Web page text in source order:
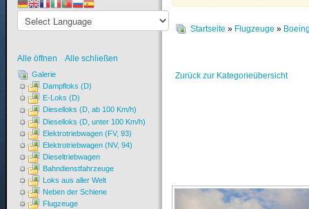
Startseite » Flugzeuge »
Zurück zur Kategorieübersicht
Alle öffnen Alle schließen
Galerie
Dampfloks (D)
E-Loks (D)
Dieselloks (D, ab 100 Km/h)
Dieselloks (D, unter 100 Km/h)
Elektrotriebwagen (FV, 93)
Elektrotriebwagen (NV, 94)
Dieseltriebwagen
Bahndienstfahrzeuge
Loks aus aller Welt
Neben der Schiene
Flugzeuge